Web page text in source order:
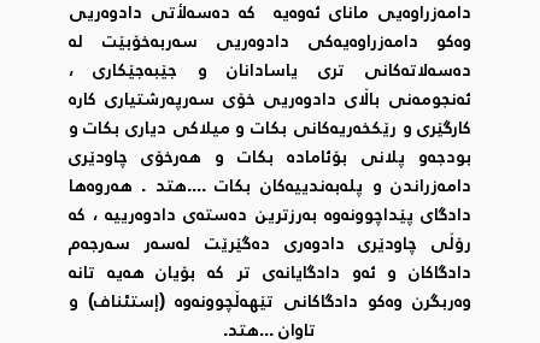
دامەزراوەیی مانای ئەوەیە کە دەسەلأتی دادوەریی
وەکو دامەزراوەیەکی دادوەریی سەربەخۆبێت لە
دەسەلاتەکانی تری یاسادانان و جێبەجێکاری ،
ئەنجومەنی باڵای دادوەریی خۆی سەرپەرشتیاری کارە
کارگێری و رێکخەریەکانی بکات و میلاکی دیاری بکات و
بودجەو پلانی بۆئامادە بکات و هەرخۆی چاودێری
دامەزراندن و پلەبەندییەکان بکات ....هتد . هەروەها
دادگای پێداچوونەوە بەرزترین دەستەی دادوەرییە ، کە
رۆڵی چاودێری دادوەری دەگێرێت لەسەر سەرجەم
دادگاکان و ئەو دادگایانەی تر کە بۆیان هەیە تانە
وەربگرن وەکو دادگاکانی تێهەڵچوونەوە (إستئناف) و
تاوان ...هتد.